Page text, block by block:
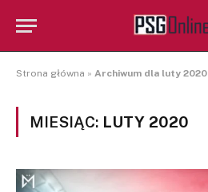
Strona główna » Archiwum dla luty 2020
MIESIĄC: LUTY 2020